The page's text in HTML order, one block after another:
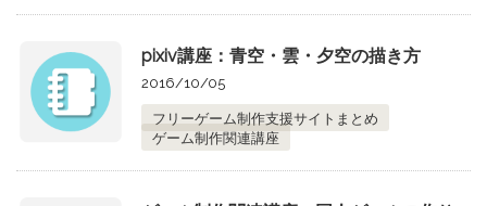
pixiv講座：青空・雲・夕空の描き方
2016/10/05
フリーゲーム制作支援サイトまとめ
ゲーム制作関連講座